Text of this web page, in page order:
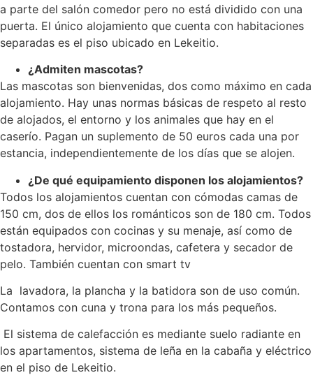
a parte del salón comedor pero no está dividido con una
puerta. El único alojamiento que cuenta con habitaciones
separadas es el piso ubicado en Lekeitio.
¿Admiten mascotas?
Las mascotas son bienvenidas, dos como máximo en cada
alojamiento. Hay unas normas básicas de respeto al resto
de alojados, el entorno y los animales que hay en el
caserío. Pagan un suplemento de 50 euros cada una por
estancia, independientemente de los días que se alojen.
¿De qué equipamiento disponen los alojamientos?
Todos los alojamientos cuentan con cómodas camas de
150 cm, dos de ellos los románticos son de 180 cm. Todos
están equipados con cocinas y su menaje, así como de
tostadora, hervidor, microondas, cafetera y secador de
pelo. También cuentan con smart tv
La lavadora, la plancha y la batidora son de uso común.
Contamos con cuna y trona para los más pequeños.
El sistema de calefacción es mediante suelo radiante en
los apartamentos, sistema de leña en la cabaña y eléctrico
en el piso de Lekeitio.